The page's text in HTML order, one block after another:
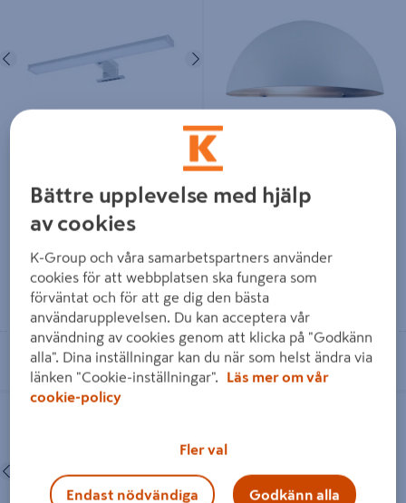
Föregående
Läs mer
Se lagerstatus i din butik
60W
Läs mer
Se lagerstatus i din butik
ARMATUR OSRAM LED IP 65 SLIM
Bättre upplevelse med hjälp
av cookies
K-Group och våra samarbetspartners använder
cookies för att webbplatsen ska fungera som
förväntat och för att ge dig den bästa
användarupplevelsen. Du kan acceptera vår
användning av cookies genom att klicka på "Godkänn
alla". Dina inställningar kan du när som helst ändra via
länken "Cookie-inställningar".
Läs mer om vår
cookie-policy
Fler val
Endast nödvändiga Godkänn alla